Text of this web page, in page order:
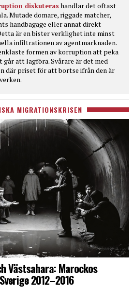
diskuteras handlar det oftast
Mutade domare, riggade matcher,
handbagage eller annat direkt
är en bister verklighet inte minst
infiltrationen av agentmarknaden.
formen av korruption att peka
att lagföra. Svårare är det med
där priset för att bortse ifrån den är
MIGRATIONSKRISEN
Västsahara: Marockos
2012–2016